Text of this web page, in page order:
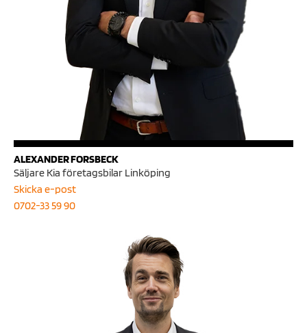
ALEXANDER FORSBECK
Säljare Kia företagsbilar Linköping
Skicka e-post
0702-33 59 90